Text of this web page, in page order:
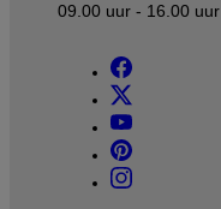
09.00 uur - 16.00 uur